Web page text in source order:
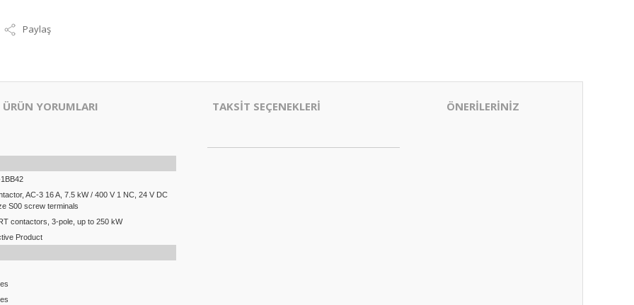
Paylaş
ÜRÜN YORUMLARI TAKSİT SEÇENEKLERİ ÖNERİLERİNİZ
AC-3 16 A, 7.5 kW / 400 V 1 NC, 24 V DC
S00 screw terminals
contactors, 3-pole, up to 250 kW
Product